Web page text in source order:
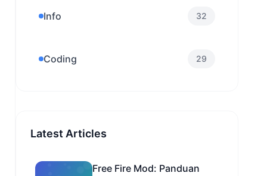
Info 32
Coding 29
Latest Articles
Free Fire Mod: Panduan